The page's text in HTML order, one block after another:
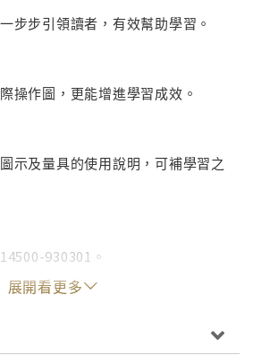
步步引領讀者，有效幫助學習。
操作圖，更能增進學習成效。
示及量具的使用說明，可補學習之
930301。
展開看更多